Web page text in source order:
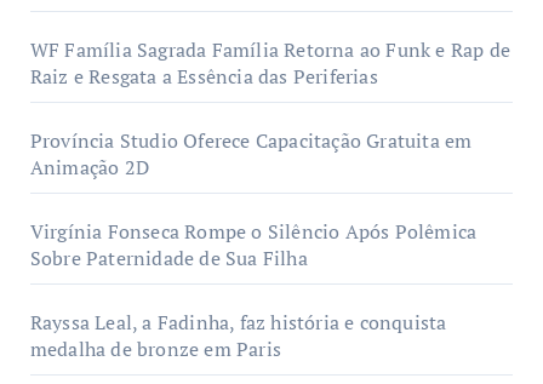
WF Família Sagrada Família Retorna ao Funk e Rap de
Raiz e Resgata a Essência das Periferias
Província Studio Oferece Capacitação Gratuita em
Animação 2D
Virgínia Fonseca Rompe o Silêncio Após Polêmica
Sobre Paternidade de Sua Filha
Rayssa Leal, a Fadinha, faz história e conquista
medalha de bronze em Paris